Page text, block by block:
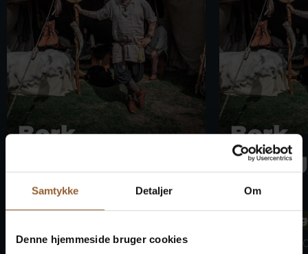
Samtykke Detaljer Om
Denne hjemmeside bruger cookies
Bork
d
8. august kl. 10:00
Bork
d
Bork
9. august kl.